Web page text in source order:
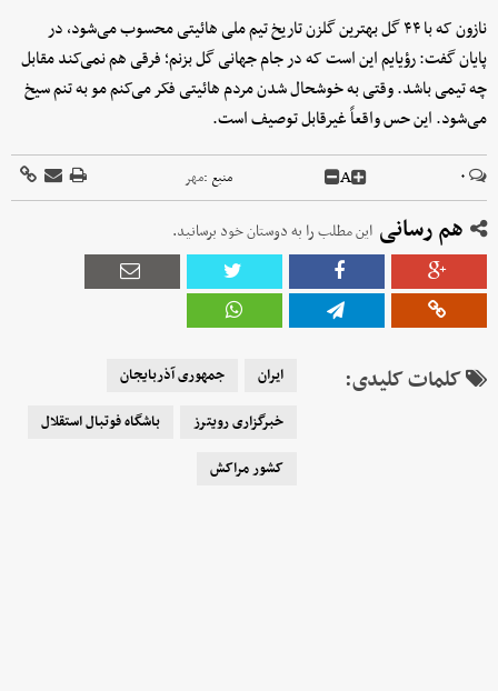
نازون که با ۴۴ گل بهترین گلزن تاریخ تیم ملی هائیتی محسوب می‌شود، در
پایان گفت: رؤیایم این است که در جام جهانی گل بزنم؛ فرقی هم نمی‌کند مقابل
چه تیمی باشد. وقتی به خوشحال شدن مردم هائیتی فکر می‌کنم مو به تنم سیخ
می‌شود. این حس واقعاً غیرقابل توصیف است.
۰ A منبع :مهر
هم رسانی این مطلب را به دوستان خود برسانید.
کلمات کلیدی: ایران
جمهوری آذربایجان
خبرگزاری رویترز
باشگاه فوتبال استقلال
کشور مراکش